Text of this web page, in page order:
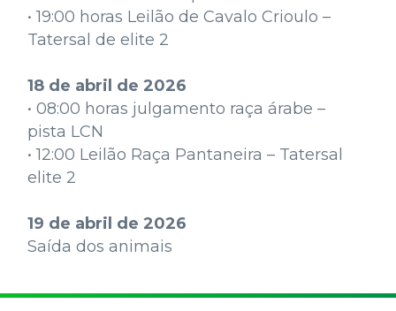
• 19:00 horas Leilão de Cavalo Crioulo –
Tatersal de elite 2
18 de abril de 2026
• 08:00 horas julgamento raça árabe –
pista LCN
• 12:00 Leilão Raça Pantaneira – Tatersal
elite 2
19 de abril de 2026
Saída dos animais